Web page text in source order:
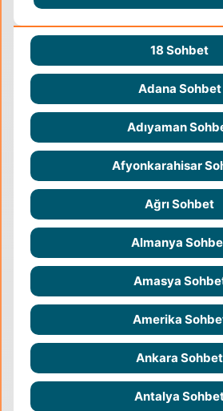
18 Sohbet
Adana Sohbet
Adıyaman
Afyonkarahisar
Ağrı Sohbet
Almanya
Amasya
Amerika
Ankara Sohbet
Antalya